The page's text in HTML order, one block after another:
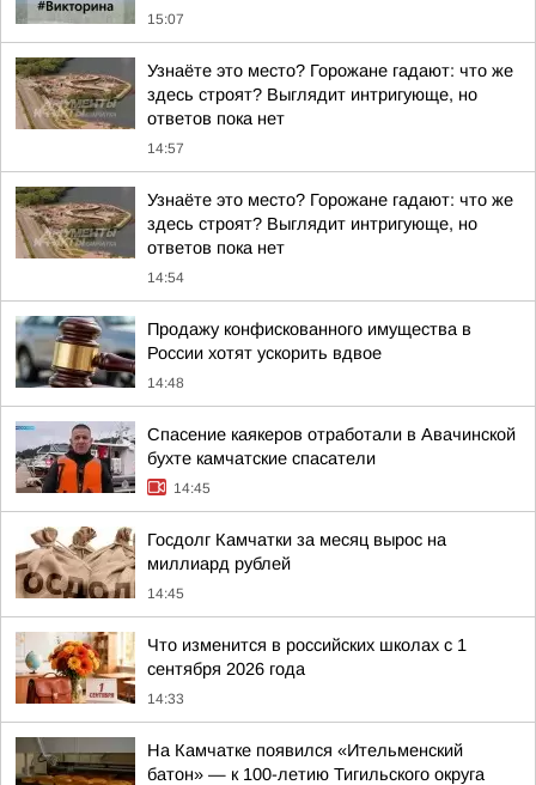
15:07
Узнаёте это место? Горожане гадают: что же
здесь строят? Выглядит интригующе, но
ответов пока нет
14:57
Узнаёте это место? Горожане гадают: что же
здесь строят? Выглядит интригующе, но
ответов пока нет
14:54
Продажу конфискованного имущества в
России хотят ускорить вдвое
14:48
Спасение каякеров отработали в Авачинской
бухте камчатские спасатели
14:45
Госдолг Камчатки за месяц вырос на
миллиард рублей
14:45
Что изменится в российских школах с 1
сентября 2026 года
14:33
На Камчатке появился «Ительменский
батон» — к 100-летию Тигильского округа